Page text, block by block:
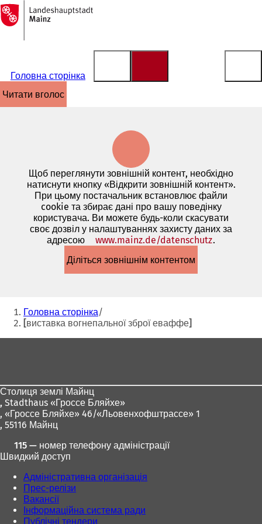
Перейти до змісту
На
головну
сторінку
Головна сторінка
читати вголос
Щоб переглянути зовнішній контент, необхідно
натиснути кнопку «Відкрити зовнішній контент».
При цьому постачальник встановлює файли
cookie та збирає дані про вашу поведінку
користувача. Ви можете будь-коли скасувати
своє дозвіл у налаштуваннях захисту даних за
адресою
www.mainz.de/datenschutz.
Діліться зовнішнім контентом
Ти
тут:
Головна сторінка
[виставка вогнепальної зброї еваффе]
Столиця землі Майнц
, Stadthaus «Гроссе Бляйхе»
, «Гроссе Бляйхе» 46/«Льовенхофштрассе» 1
, 55116 Майнц
115 — номер телефону адміністрації
Швидкий доступ
Адміністративна організація
Прес-релізи
Вакансії
Інформаційна система ради
Публічні тендери